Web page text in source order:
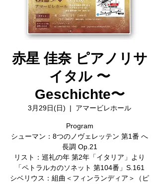
赤星 佳奈 ピアノリサ
イタル 〜
Geschichte〜
3月29日(日)
  |
アマービレホール
Program
シューマン：8つのノヴェレッテン 第1番 へ
長調 Op.21
リスト：巡礼の年 第2年「イタリア」より
「ペトラルカのソネット 第104番」S.161
シベリウス：組曲＜フィンランディア＞（ピ